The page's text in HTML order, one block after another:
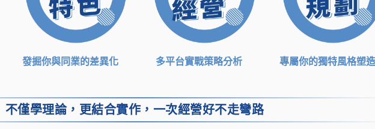
發掘你與同業的差異化 多平台實戰策略分析 專屬你的獨特風格塑造
不僅學理論，更結合實作， 一次經營好不走彎路